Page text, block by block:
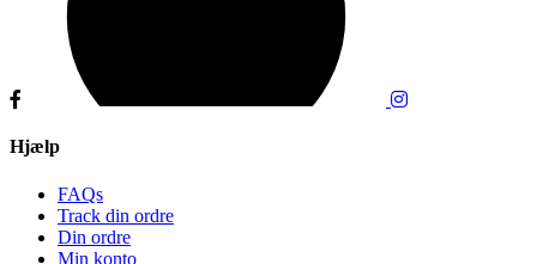
Hjælp
FAQs
Track din ordre
Din ordre
Min konto